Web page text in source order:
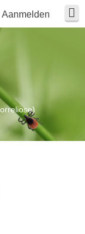
Aanmelden